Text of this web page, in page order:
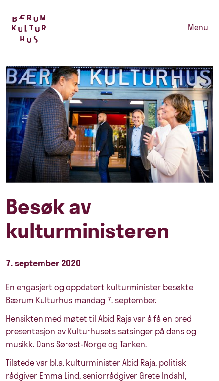
Menu
Besøk av
kulturministeren
7. september 2020
En engasjert og oppdatert kulturminister besøkte
Bærum Kulturhus mandag 7. september.
Hensikten med møtet til Abid Raja var å få en bred
presentasjon av Kulturhusets satsinger på dans og
musikk. Dans Sørøst-Norge og Tanken.
Tilstede var bl.a. kulturminister Abid Raja, politisk
rådgiver Emma Lind, seniorrådgiver Grete Indahl,